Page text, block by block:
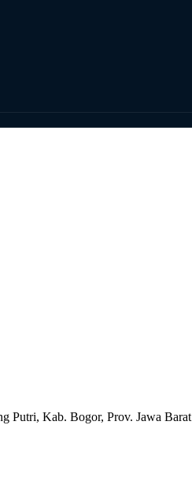
Putri, Kab. Bogor, Prov. Jawa Barat